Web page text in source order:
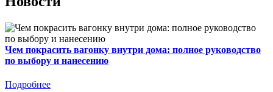
Чем покрасить вагонку внутри дома: полное руководство
по выбору и нанесению
Подробнее